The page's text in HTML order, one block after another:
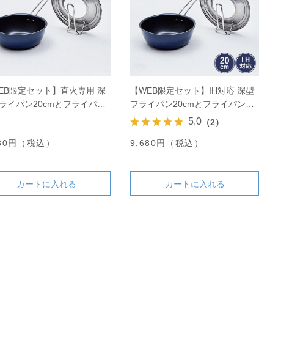
限定セット】直火専用 深
イパン20cmとフライパン
円（税込）
カートに入れる
【WEB限定セット】IH対応 深型
フライパン20cmとフライパンカ
バーのセット
5.0 （2）
9,680円（税込）
カートに入れる